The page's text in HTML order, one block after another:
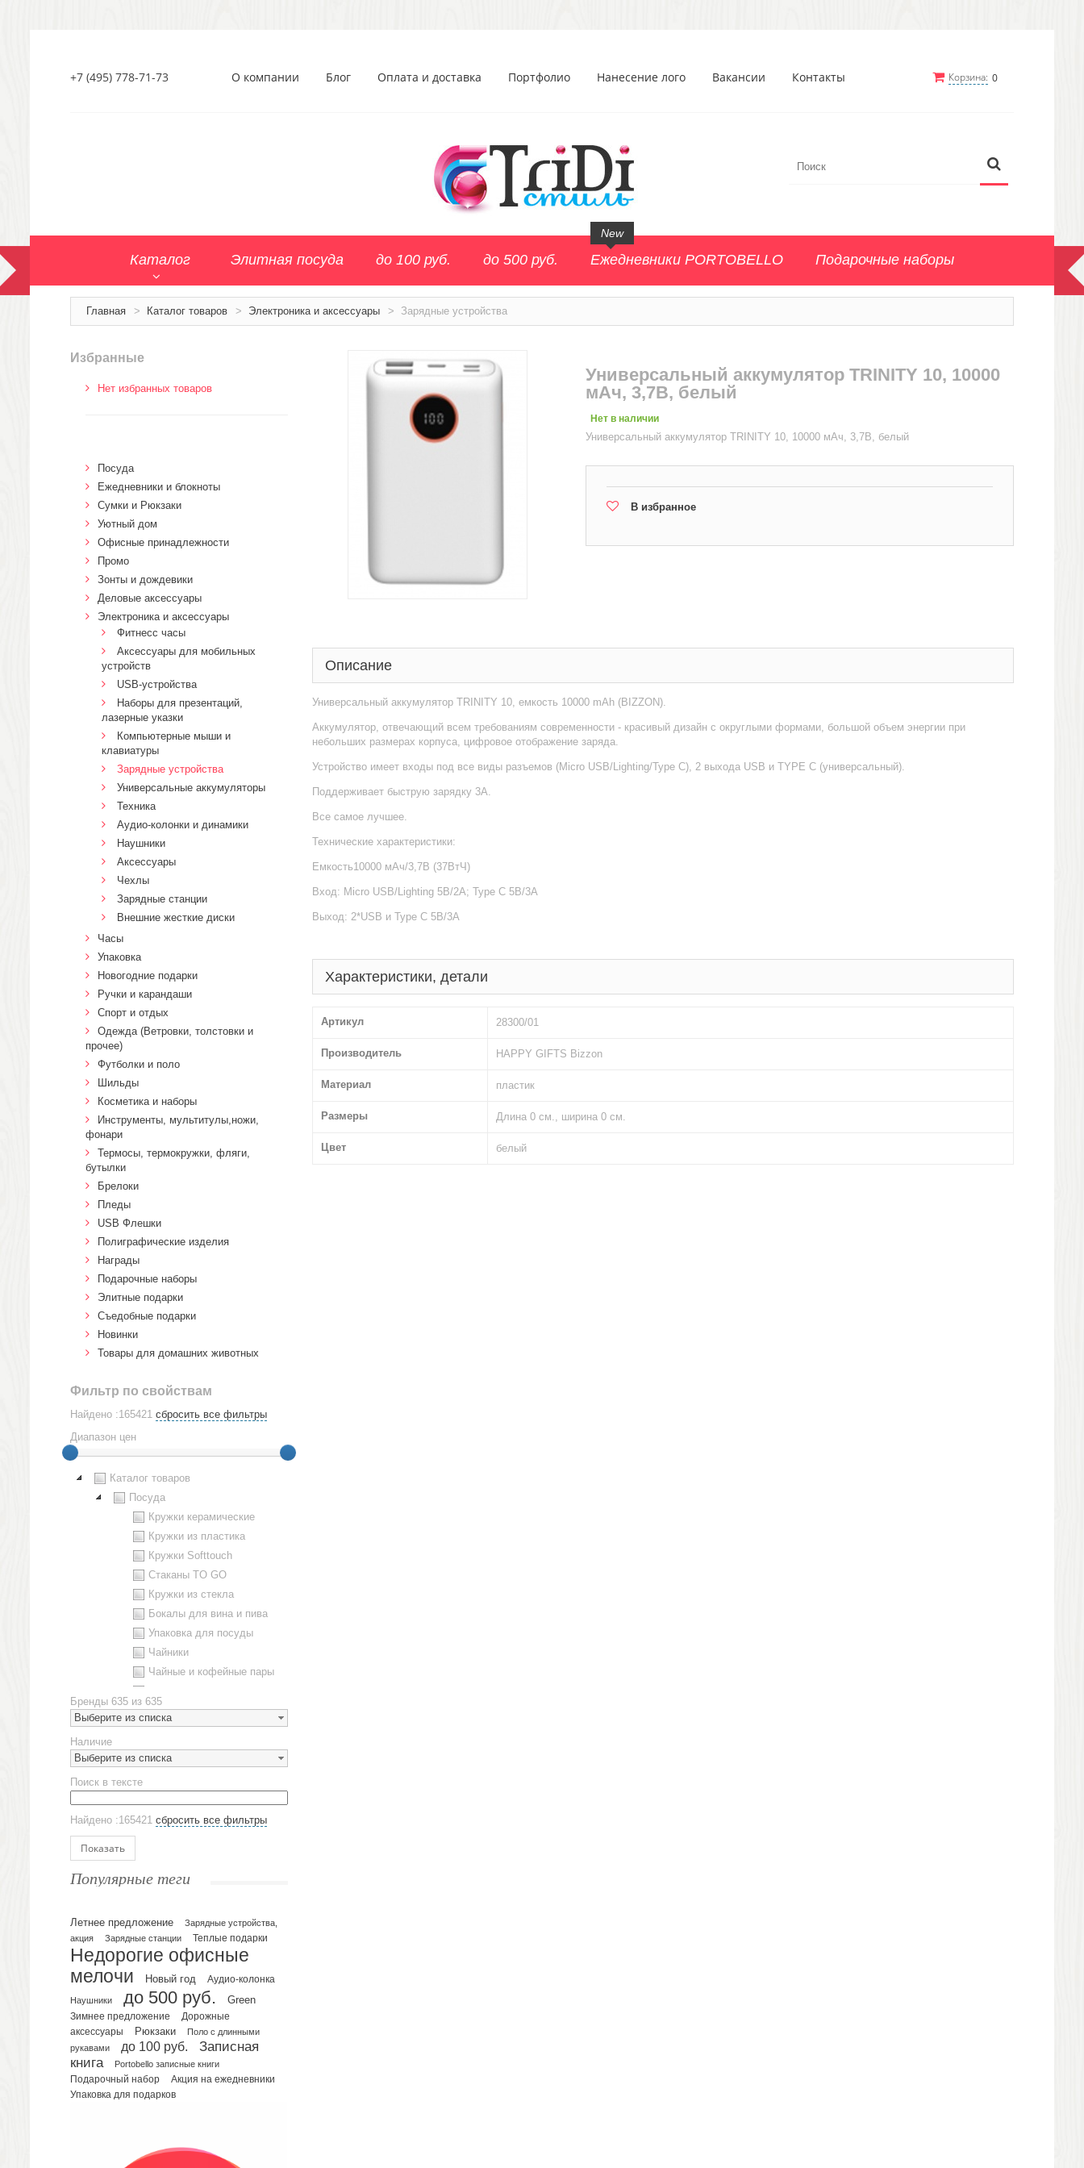
Корзина: 0
+7 (495) 778-71-73 О компании Блог Оплата и доставка Портфолио Нанесение лого Вакансии Контакты
Каталог Элитная посуда до 100 руб. до 500 руб. Ежедневники PORTOBELLO
New
Подарочные наборы
Главная > Каталог товаров > Электроника и аксессуары > Зарядные устройства
Универсальный аккумулятор TRINITY 10, 10000
мАч, 3,7В, белый
Нет в наличии
Универсальный аккумулятор TRINITY 10, 10000 мАч, 3,7В, белый
В избранное
Описание
Универсальный аккумулятор TRINITY 10, емкость 10000 mAh (BIZZON).
Аккумулятор, отвечающий всем требованиям современности - красивый дизайн с округлыми формами, большой объем энергии при
небольших размерах корпуса, цифровое отображение заряда.
Устройство имеет входы под все виды разъемов (Micro USB/Lighting/Type C), 2 выхода USB и TYPE C (универсальный).
Поддерживает быструю зарядку 3А.
Все самое лучшее.
Технические характеристики:
Емкость10000 мАч/3,7В (37ВтЧ)
Вход: Micro USB/Lighting 5В/2А; Type C 5В/3А
Выход: 2*USB и Type C 5В/3А
Характеристики, детали
Артикул 28300/01
Производитель HAPPY GIFTS Bizzon
Материал пластик
Размеры Длина 0 см., ширина 0 см.
Цвет белый
Избранные
Нет избранных товаров
Посуда
Ежедневники и блокноты
Сумки и Рюкзаки
Уютный дом
Офисные принадлежности
Промо
Зонты и дождевики
Деловые аксессуары
Электроника и аксессуары
Фитнесс часы
Аксессуары для мобильных
устройств
USB-устройства
Наборы для презентаций,
лазерные указки
Компьютерные мыши и
клавиатуры
Зарядные устройства
Универсальные аккумуляторы
Техника
Аудио-колонки и динамики
Наушники
Аксессуары
Чехлы
Зарядные станции
Внешние жесткие диски
Часы
Упаковка
Новогодние подарки
Ручки и карандаши
Спорт и отдых
Одежда (Ветровки, толстовки и
прочее)
Футболки и поло
Шильды
Косметика и наборы
Инструменты, мультитулы,ножи,
фонари
Термосы, термокружки, фляги,
бутылки
Брелоки
Пледы
USB Флешки
Полиграфические изделия
Награды
Подарочные наборы
Элитные подарки
Cъедобные подарки
Новинки
Товары для домашних животных
Фильтр по свойствам
Найдено :165421 сбросить все фильтры
Диапазон цен
Каталог товаров
Посуда
Кружки керамические
Кружки из пластика
Кружки Softtouch
Стаканы TO GO
Кружки из стекла
Бокалы для вина и пива
Упаковка для посуды
Чайники
Чайные и кофейные пары
Наборы посуды
Предметы сервировки
Стаканы
Эко кружки
ЕВРОПОСУДА
Аксессуары
Ежедневники и блокноты
Датированные ежедневники
Планинги и телефонные книжки
Планинги датированные
Планинги недатированные
Телефонные книжки
Еженедельники
Органайзер на ежедневник
Сумки и Рюкзаки
Рюкзаки
Конференц-сумки
Несессеры и косметички
Бренды 635 из 635
Выберите из списка
Наличие
Выберите из списка
Поиск в тексте
Найдено :165421 сбросить все фильтры
Показать
Популярные теги
Летнее предложение
Зарядные устройства,
акция
Зарядные станции Теплые подарки
Недорогие офисные
мелочи
Новый год Аудио-колонка
Наушники до 500 руб. Green
Зимнее предложение
Дорожные
аксессуары
Рюкзаки
Поло с длинными
рукавами
до 100 руб.
Записная
книга
Portobello записные книги
Подарочный набор Акция на ежедневники
Упаковка для подарков